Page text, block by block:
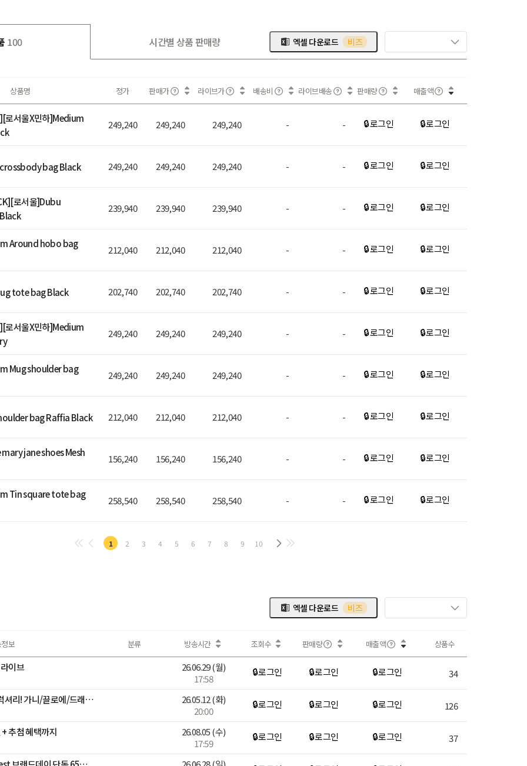
100 시간별 상품 판매량 엑셀 다운로드 비즈
상품명 정가 판매가 라이브가 배송비 라이브배송 판매량 매출액
로서울X민하]Medium
249,240 249,240 249,240 - - 🔒 로그인 🔒 로그인
bag Black 249,240 249,240 249,240 - - 🔒 로그인 🔒 로그인
로서울]Dubu
239,940 239,940 239,940 - - 🔒 로그인 🔒 로그인
Around hobo bag
212,040 212,040 212,040 - - 🔒 로그인 🔒 로그인
tote bag Black 202,740 202,740 202,740 - - 🔒 로그인 🔒 로그인
로서울X민하]Medium
249,240 249,240 249,240 - - 🔒 로그인 🔒 로그인
Mug shoulder bag
249,240 249,240 249,240 - - 🔒 로그인 🔒 로그인
bag Raffia Black 212,040 212,040 212,040 - - 🔒 로그인 🔒 로그인
jane shoes Mesh
156,240 156,240 156,240 - - 🔒 로그인 🔒 로그인
Tin square tote bag
258,540 258,540 258,540 - - 🔒 로그인 🔒 로그인
1 2 3 4 5 6 7 8 9 10
엑셀 다운로드 비즈
보 분류 방송시간 조회수 판매량 매출액 상품수
이브 26.06.29(월)
17:58
🔒 로그인 🔒 로그인 🔒 로그인 34
명품쓱세일특집 얼리썸머 럭셔리! 가니/끌로에/드래곤디퓨전 外 핫딜 26.05.12(화)
20:00
🔒 로그인 🔒 로그인 🔒 로그인 126
추첨 혜택까지 26.08.05(수)
17:59
🔒 로그인 🔒 로그인 🔒 로그인 37